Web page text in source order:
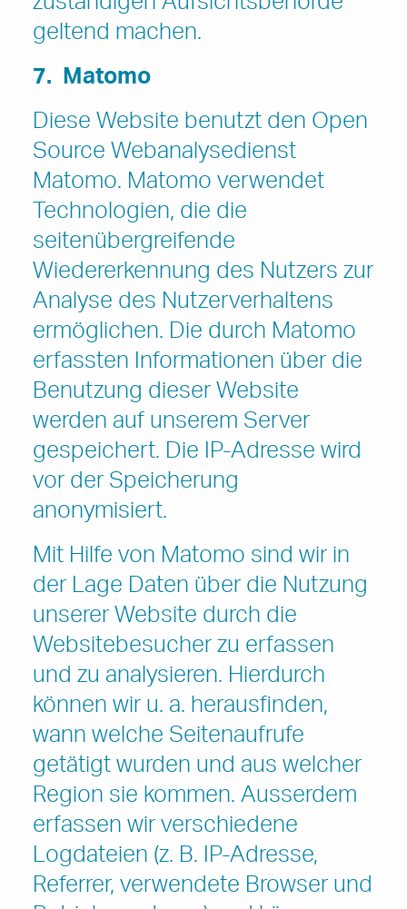
geltend machen.
7. Matomo
Diese Website benutzt den Open
Source Webanalysedienst
Matomo. Matomo verwendet
Technologien, die die
seitenübergreifende
Wiedererkennung des Nutzers zur
Analyse des Nutzerverhaltens
ermöglichen. Die durch Matomo
erfassten Informationen über die
Benutzung dieser Website
werden auf unserem Server
gespeichert. Die IP-Adresse wird
vor der Speicherung
anonymisiert.
Mit Hilfe von Matomo sind wir in
der Lage Daten über die Nutzung
unserer Website durch die
Websitebesucher zu erfassen
und zu analysieren. Hierdurch
können wir u. a. herausfinden,
wann welche Seitenaufrufe
getätigt wurden und aus welcher
Region sie kommen. Ausserdem
erfassen wir verschiedene
Logdateien (z. B. IP-Adresse,
Referrer, verwendete Browser und